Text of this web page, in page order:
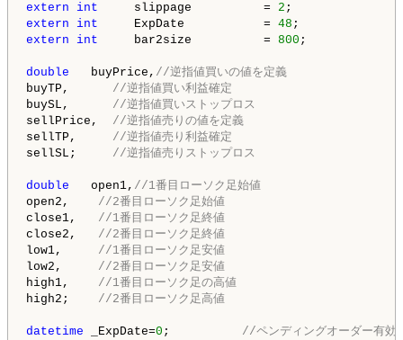
extern
int slippage          = 2
extern
int ExpDate           = 48
extern
int bar2size          = 800
double buyPrice, //逆指値買いの値を定義
buyTP, //逆指値買い利益確定
buySL, //逆指値買いストップロス
sellPrice, //逆指値売りの値を定義
sellTP, //逆指値売り利益確定
sellSL; //逆指値売りストップロス
double open1, //1番目ローソク足始値
open2, //2番目ローソク足始値
close1, //1番目ローソク足終値
close2, //2番目ローソク足終値
low1, //1番目ローソク足安値
low2, //2番目ローソク足安値
high1, //1番目ローソク足の高値
high2; //2番目ローソク足高値
datetime _ExpDate=0 ; //ペンディングオーダー有効